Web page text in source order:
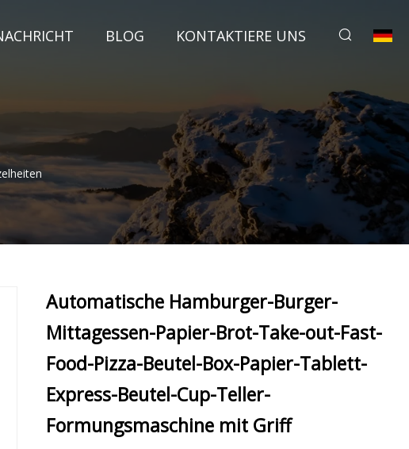
BLOG KONTAKTIERE UNS
Automatische Hamburger-Burger-
Mittagessen-Papier-Brot-Take-out-Fast-
Food-Pizza-Beutel-Box-Papier-Tablett-
Express-Beutel-Cup-Teller-
Formungsmaschine mit Griff